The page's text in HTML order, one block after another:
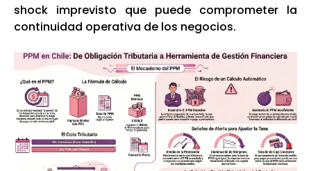
shock imprevisto que puede comprometer la
continuidad operativa de los negocios.